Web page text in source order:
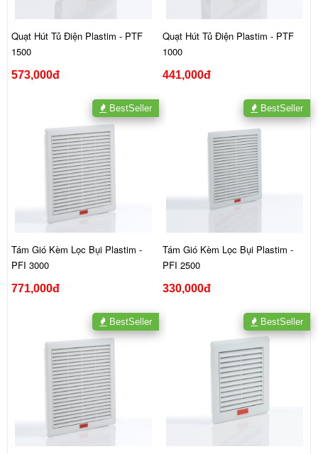
Quạt Hút Tủ Điện Plastim - PTF
1500
573,000đ
Quạt Hút Tủ Điện Plastim - PTF
1000
441,000đ
Tám Gió Kèm Lọc Bụi Plastim -
PFI 3000
771,000đ
BestSeller
Tám Gió Kèm Lọc Bụi Plastim -
PFI 2500
330,000đ
BestSeller
BestSeller BestSeller